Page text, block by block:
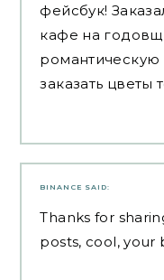
фейсбук!
кафе на
романтическую
заказать цветы
BINANCE SAID:
Thanks for
posts, cool, your